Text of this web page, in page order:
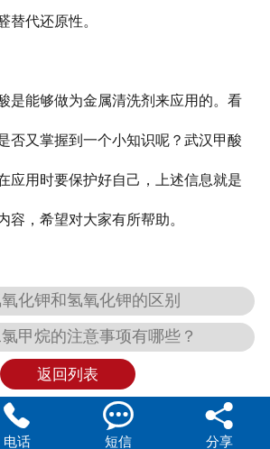
替代还原性。
能够做为金属清洗剂来应用的。看
否又掌握到一个小知识呢？武汉甲酸
应用时要保护好自己，上述信息就是
容，希望对大家有所帮助。
化钾和氢氧化钾的区别
甲烷的注意事项有哪些？
返回列表

电话

短信

分享